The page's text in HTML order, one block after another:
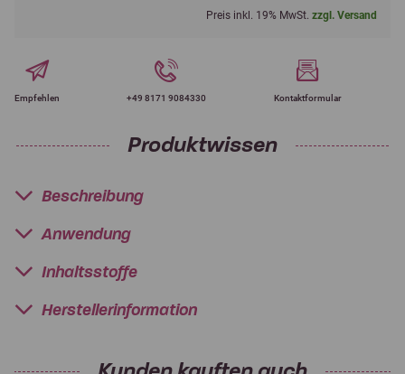
Preis inkl. 19% MwSt. zzgl. Versand
Empfehlen +49 8171 9084330 Kontaktformular
Produktwissen
Beschreibung
Anwendung
Inhaltsstoffe
Herstellerinformation